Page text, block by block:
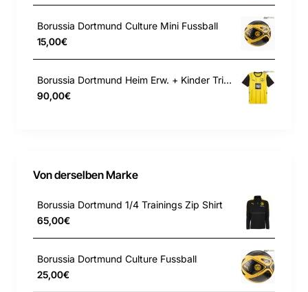
Kontrastierende, sich wiederholende PUMA
Wortmarke auf gerippten Einsätzen auf den
Einsaetze: 96% Baumwolle, 4% Elasthan
Obermaterial: 32% Polyester, 68% Baumwolle
Style: 758109_02
Farbe: Puma Black-Cyber Yellow
Borussia Dortmund Culture Mini Fussball
15,00€
Borussia Dortmund Heim Erw. + Kinder Trikot
90,00€
Von derselben Marke
Borussia Dortmund 1/4 Trainings Zip Shirt
65,00€
Borussia Dortmund Culture Fussball
25,00€